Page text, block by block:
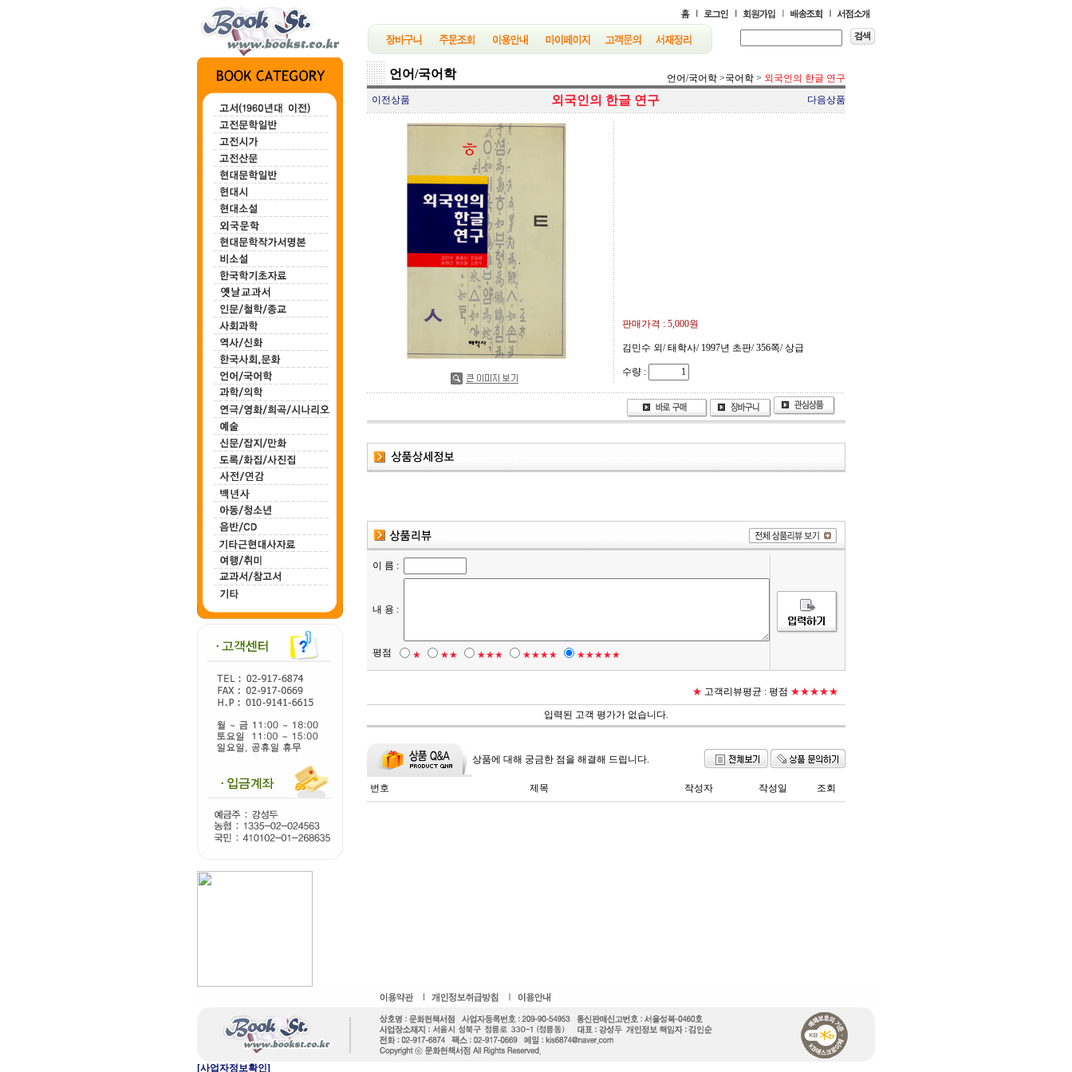
언어/국어학 언어/국어학 >국어학 > 외국인의 한글 연구
이전상품
외국인의 한글 연구 다음상품
판매가격 : 5,000원
김민수 외/ 태학사/ 1997년 초판/ 356쪽/ 상급
수량 :
이 름 :
내 용 :
평점 ★ ★★ ★★★ ★★★★ ★★★★★
★ 고객리뷰평균 : 평점 ★★★★★
입력된 고객 평가가 없습니다.
상품에 대해 궁금한 점을 해결해 드립니다.
번호 제목 작성자 작성일 조회
[사업자정보확인]